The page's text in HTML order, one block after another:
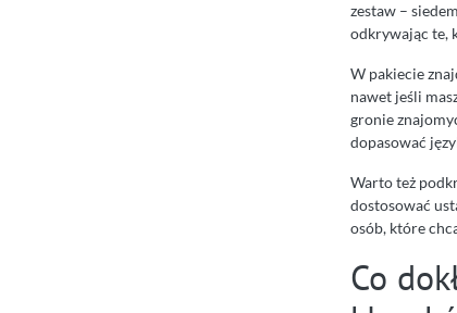
zestaw –
odkrywając te,
W pakiecie
nawet jeśli
gronie
dopasować
Warto też
dostosować
osób, które
Co